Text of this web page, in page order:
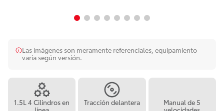
Las imágenes son meramente referenciales, equipamiento
varia según versión.
1.5L 4 Cilindros en
Tracción delantera
Manual de 5